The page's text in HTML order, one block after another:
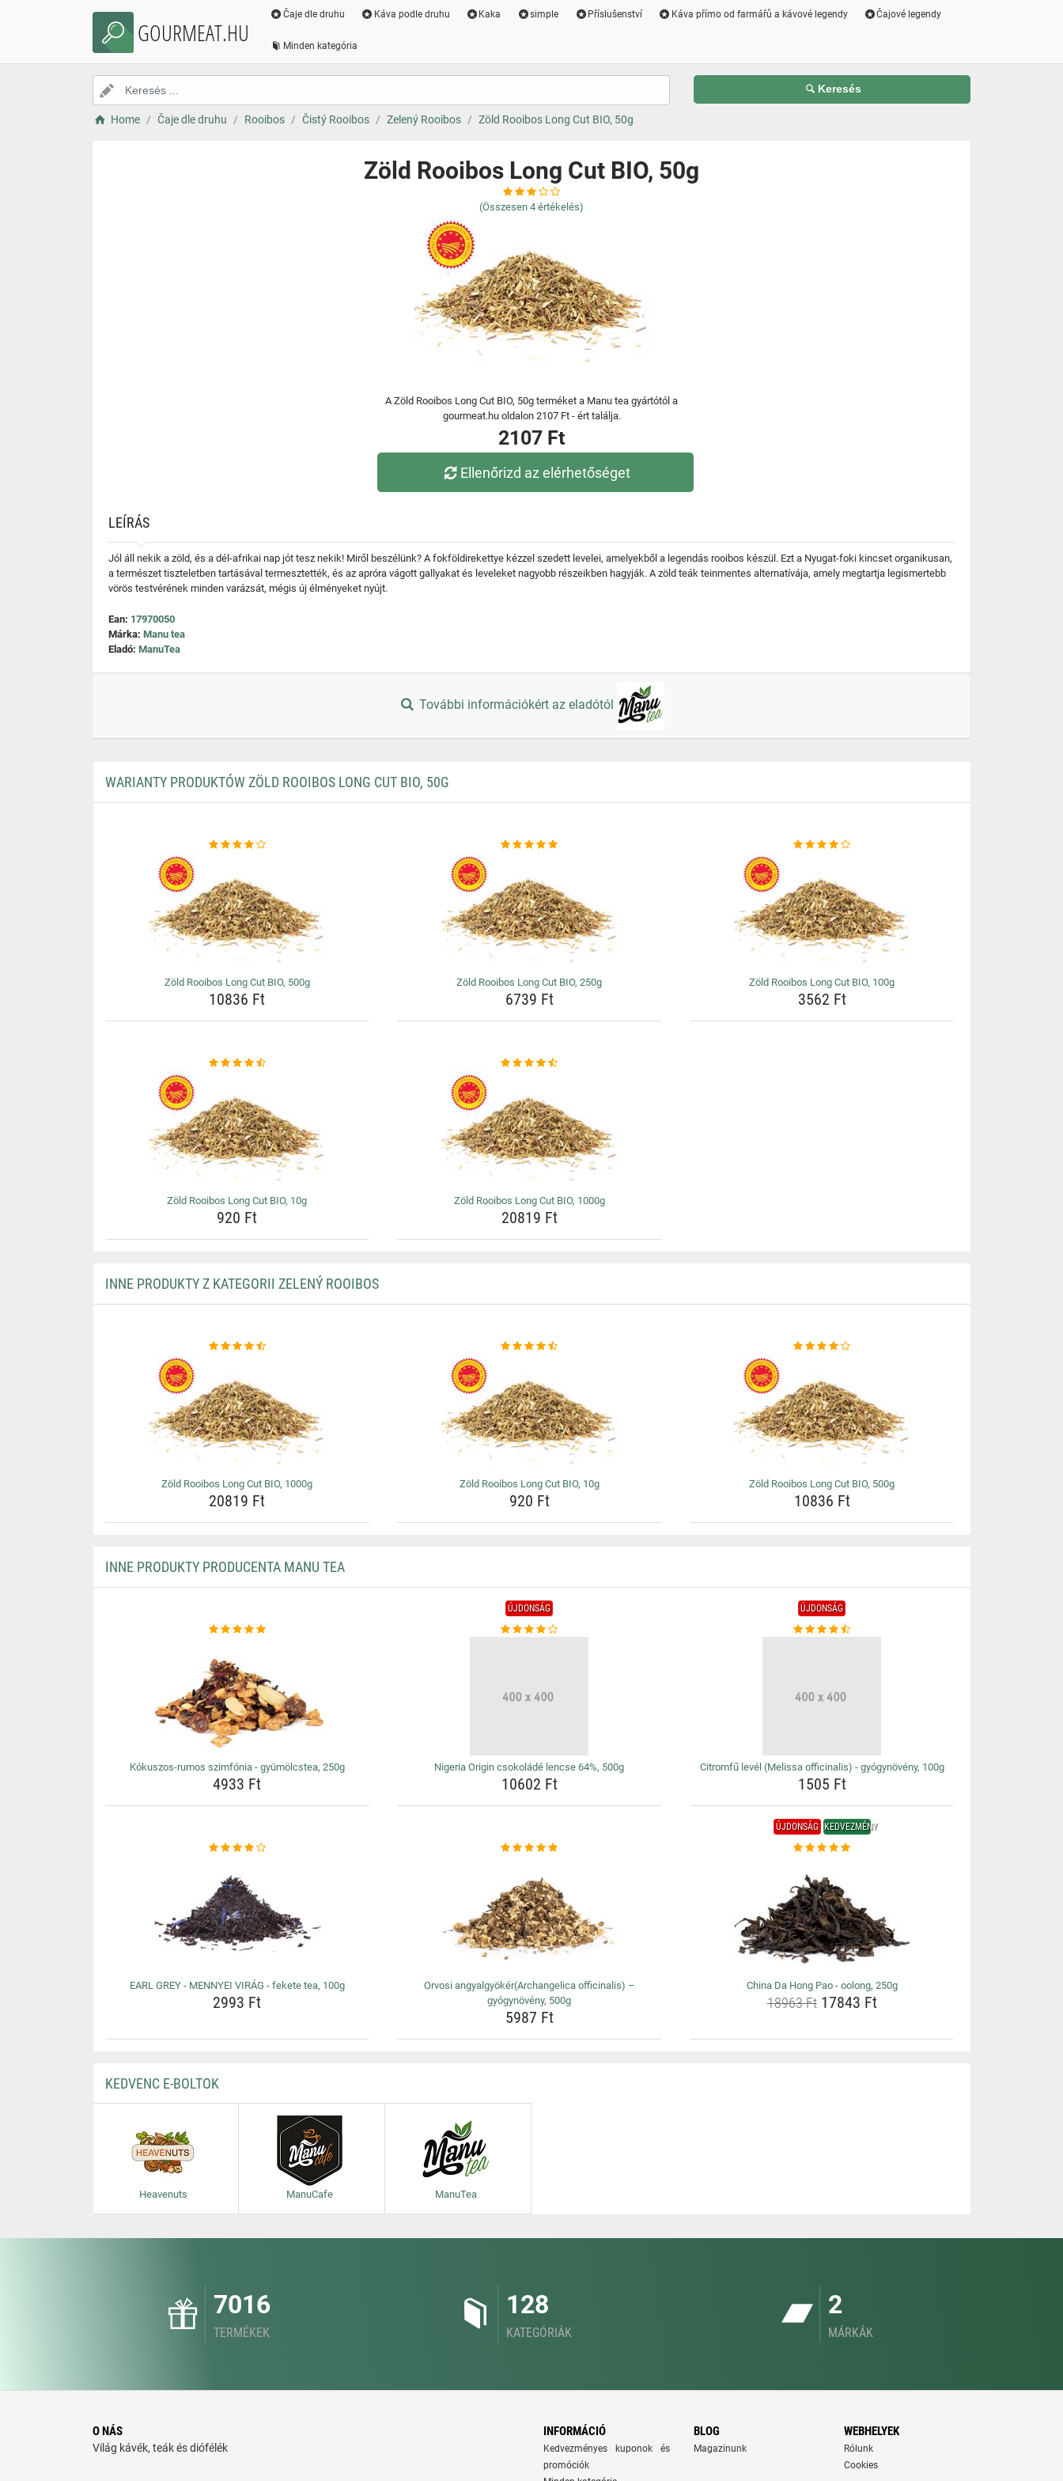
GOURMEAT.HU
Čaje dle druhu Káva podle druhu Kaka simple Příslušenství Káva přímo od farmářů a kávové legendy Čajové legendy
Minden kategória
Keresés
Home Čaje dle druhu Rooibos Čistý Rooibos Zelený Rooibos Zöld Rooibos Long Cut BIO, 50g
Zöld Rooibos Long Cut BIO, 50g
(Összesen 4 értékelés)
A Zöld Rooibos Long Cut BIO, 50g terméket a Manu tea gyártótól a
gourmeat.hu oldalon 2107 Ft - ért találja.
2107 Ft
Ellenőrizd az elérhetőséget
LEÍRÁS
Jól áll nekik a zöld, és a dél-afrikai nap jót tesz nekik! Miről beszélünk? A fokföldirekettye kézzel szedett levelei, amelyekből a legendás rooibos készül. Ezt a Nyugat-foki kincset organikusan,
a természet tiszteletben tartásával termesztették, és az apróra vágott gallyakat és leveleket nagyobb részeikben hagyják. A zöld teák teinmentes alternatívája, amely megtartja legismertebb
vörös testvérének minden varázsát, mégis új élményeket nyújt.
Ean: 17970050
Márka: Manu tea
Eladó: ManuTea
További információkért az eladótól
WARIANTY PRODUKTÓW ZÖLD ROOIBOS LONG CUT BIO, 50G
Zöld Rooibos Long Cut BIO, 500g
10836 Ft
Zöld Rooibos Long Cut BIO, 250g
6739 Ft
Zöld Rooibos Long Cut BIO, 100g
3562 Ft
Zöld Rooibos Long Cut BIO, 10g
920 Ft
Zöld Rooibos Long Cut BIO, 1000g
20819 Ft
INNE PRODUKTY Z KATEGORII ZELENÝ ROOIBOS
Zöld Rooibos Long Cut BIO, 1000g
20819 Ft
Zöld Rooibos Long Cut BIO, 10g
920 Ft
Zöld Rooibos Long Cut BIO, 500g
10836 Ft
INNE PRODUKTY PRODUCENTA MANU TEA
Kókuszos-rumos szimfónia - gyümölcstea, 250g
4933 Ft
ÚJDONSÁG
Nigeria Origin csokoládé lencse 64%, 500g
10602 Ft
ÚJDONSÁG
Citromfű levél (Melissa officinalis) - gyógynövény, 100g
1505 Ft
EARL GREY - MENNYEI VIRÁG - fekete tea, 100g
2993 Ft
Orvosi angyalgyökér(Archangelica officinalis) –
gyógynövény, 500g
5987 Ft
ÚJDONSÁG KEDVEZMÉNY
China Da Hong Pao - oolong, 250g
18963 Ft17843 Ft
KEDVENC E-BOLTOK
Heavenuts ManuCafe ManuTea
7016
TERMÉKEK
128
KATEGÓRIÁK
2
MÁRKÁK
O NÁS
Világ kávék, teák és diófélék
INFORMÁCIÓ
Kedvezményes kuponok és
promóciók
BLOG
Magazinunk
WEBHELYEK
Rólunk
Cookies